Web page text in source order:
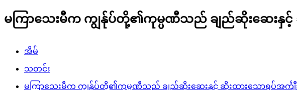
မကြာသေးမီက ကျွန်ုပ်တို့၏ကုမ္ပဏီသည် ချည်ဆိုးဆေးနှင့်
အိမ်
သတင်း
မကြာသေးမီက ကျွန်ုပ်တို့၏ကုမ္ပဏီသည် ချည်ဆိုးဆေးနှင့် ဆိုးထားသောရှပ်အင်္က